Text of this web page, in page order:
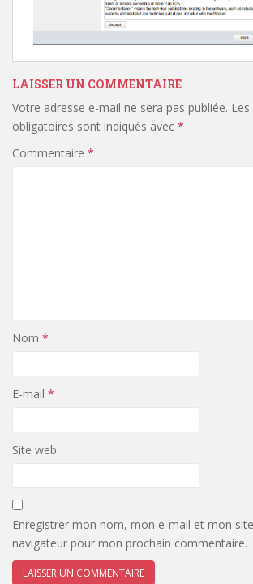
LAISSER UN COMMENTAIRE
Votre adresse e-mail ne sera pas publiée.
obligatoires sont indiqués avec *
Commentaire *
Nom *
E-mail *
Site web
Enregistrer mon nom, mon e-mail et mon
navigateur pour mon prochain commentaire.